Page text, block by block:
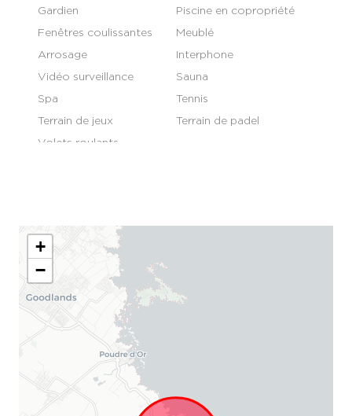
Gardien
Piscine en copropriété
Fenêtres coulissantes
Meublé
Arrosage
Interphone
Vidéo surveillance
Sauna
Spa
Tennis
Terrain de jeux
Terrain de padel
Volets roulants
+
−